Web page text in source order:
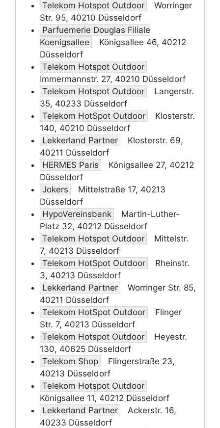
Telekom Hotspot Outdoor
Worringer
Str. 95, 40210 Düsseldorf
Parfuemerie Douglas Filiale
Koenigsallee
Königsallee 46, 40212
Düsseldorf
Telekom Hotspot Outdoor
Immermannstr. 27, 40210 Düsseldorf
Telekom Hotspot Outdoor
Langerstr.
35, 40233 Düsseldorf
Telekom HotSpot Outdoor
Klosterstr.
140, 40210 Düsseldorf
Lekkerland Partner
Klosterstr. 69,
40211 Düsseldorf
HERMES Paris
Königsallee 27, 40212
Düsseldorf
Jokers
Mittelstraße 17, 40213
Düsseldorf
HypoVereinsbank
Martin-Luther-
Platz 32, 40212 Düsseldorf
Telekom Hotspot Outdoor
Mittelstr.
7, 40213 Düsseldorf
Telekom HotSpot Outdoor
Rheinstr.
3, 40213 Düsseldorf
Lekkerland Partner
Worringer Str. 85,
40211 Düsseldorf
Telekom HotSpot Outdoor
Flinger
Str. 7, 40213 Düsseldorf
Telekom Hotspot Outdoor
Heyestr.
130, 40625 Düsseldorf
Telekom Shop
Flingerstraße 23,
40213 Düsseldorf
Telekom Hotspot Outdoor
Königsallee 11, 40212 Düsseldorf
Lekkerland Partner
Ackerstr. 16,
40233 Düsseldorf